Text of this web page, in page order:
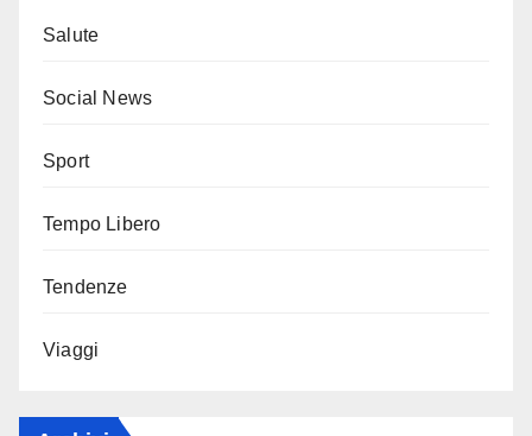
Salute
Social News
Sport
Tempo Libero
Tendenze
Viaggi